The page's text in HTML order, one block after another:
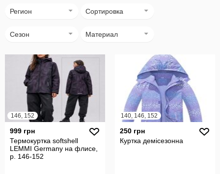
Регион Сортировка
Сезон Материал
146, 152
999 грн
Термокуртка softshell
LEMMI Germany на флисе,
р. 146-152
140, 146, 152
250 грн
Куртка демісезонна